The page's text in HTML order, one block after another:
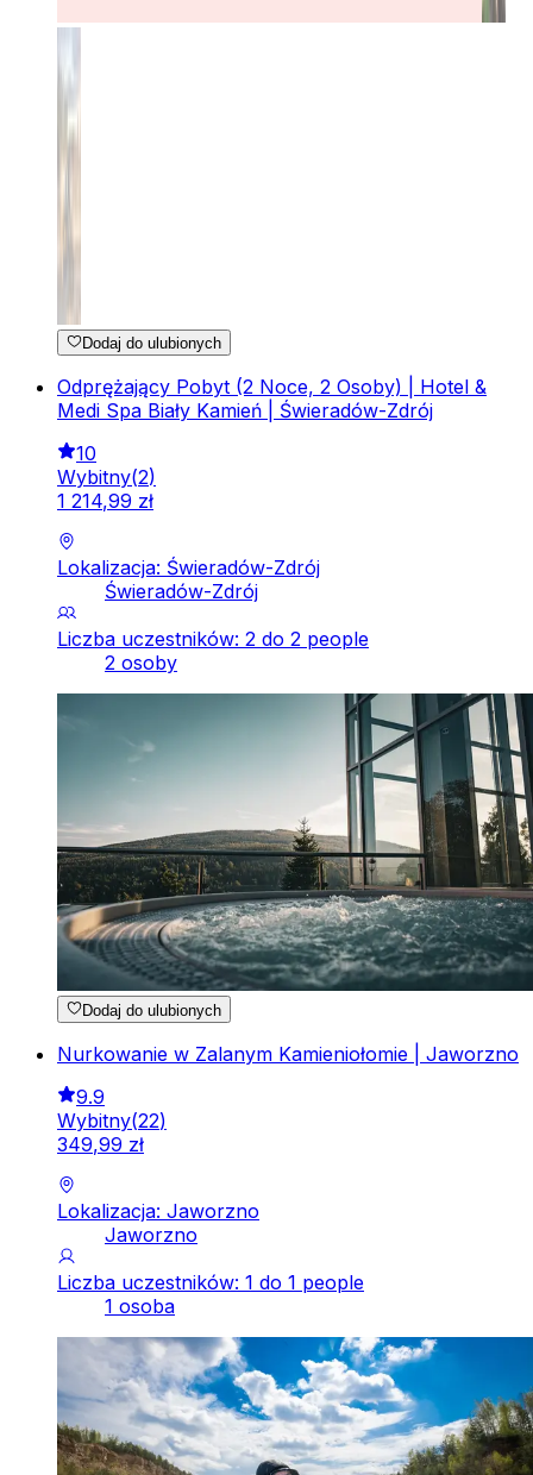
Dodaj do ulubionych
Odprężający Pobyt (2 Noce, 2 Osoby) | Hotel &
Medi Spa Biały Kamień | Świeradów-Zdrój
10
Wybitny(2)
1 214,99 zł
Lokalizacja: Świeradów-Zdrój
Świeradów-Zdrój
Liczba uczestników: 2 do 2 people
2 osoby
Dodaj do ulubionych
Nurkowanie w Zalanym Kamieniołomie | Jaworzno
9.9
Wybitny(22)
349,99 zł
Lokalizacja: Jaworzno
Jaworzno
Liczba uczestników: 1 do 1 people
1 osoba